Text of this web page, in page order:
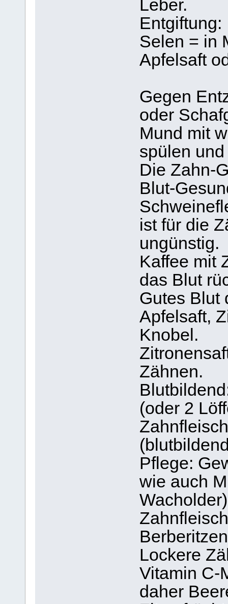
Leber.
Entgiftung:
Selen = in
Apfelsaft
Gegen
oder
Mund mit
spülen
Die Zahn-
Blut-
ist für die
ungünstig.
Kaffee mit
das Blut
Gutes Blut
Apfelsaft,
Knobel.
Zähnen.
(oder 2
Pflege:
wie auch
Lockere
Vitamin C-
daher